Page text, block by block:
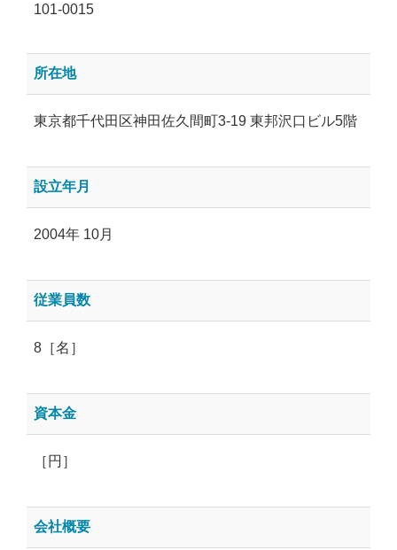
101-0015
所在地
東京都千代田区神田佐久間町3-19 東邦沢口ビル5階
設立年月
2004年 10月
従業員数
8［名］
資本金
［円］
会社概要